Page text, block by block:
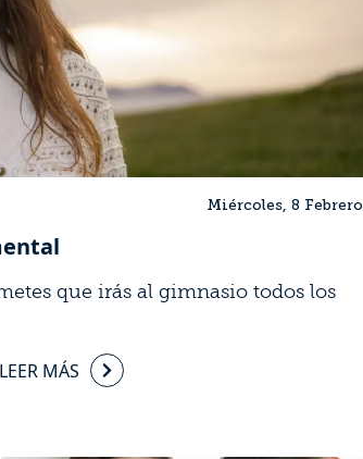
Miércoles, 8 Febrero
que irás al gimnasio todos los
LEER MÁS